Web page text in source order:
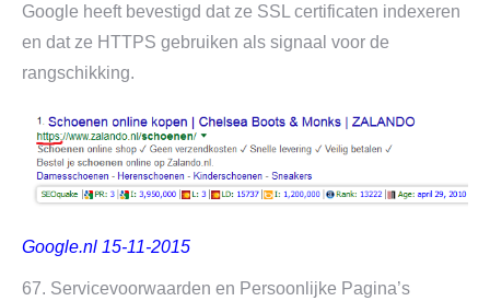
Google heeft bevestigd dat ze SSL certificaten indexeren
en dat ze HTTPS gebruiken als signaal voor de
rangschikking.
Google.nl 15-11-2015
67. Servicevoorwaarden en Persoonlijke Pagina’s